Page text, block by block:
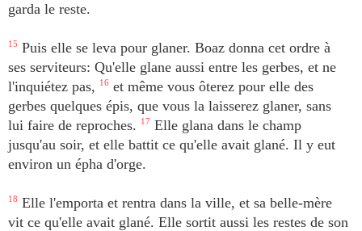
garda le reste.
15 Puis elle se leva pour glaner. Boaz donna cet ordre à
ses serviteurs: Qu'elle glane aussi entre les gerbes, et ne
l'inquiétez pas,
16 et même vous ôterez pour elle des
gerbes quelques épis, que vous la laisserez glaner, sans
lui faire de reproches.
17 Elle glana dans le champ
jusqu'au soir, et elle battit ce qu'elle avait glané. Il y eut
environ un épha d'orge.
18 Elle l'emporta et rentra dans la ville, et sa belle-mère
vit ce qu'elle avait glané. Elle sortit aussi les restes de son